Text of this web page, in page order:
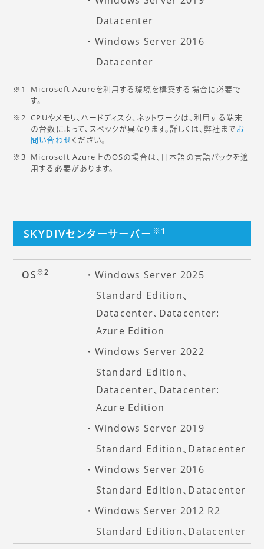
Datacenter
Windows Server 2016
Datacenter
Microsoft Azureを利用する環境を構築する場合に必要で
す。
CPUやメモリ、ハードディスク、ネットワークは、利用する端末
の台数によって、スペックが異なります。詳しくは、弊社までお
問い合わせください。
Microsoft Azure上のOSの場合は、日本語の言語パックを適
用する必要があります。
SKYDIVセンターサーバー ※1
OS※2
Windows Server 2025
Standard Edition、
Datacenter、Datacenter:
Azure Edition
Windows Server 2022
Standard Edition、
Datacenter、Datacenter:
Azure Edition
Windows Server 2019
Standard Edition、Datacenter
Windows Server 2016
Standard Edition、Datacenter
Windows Server 2012 R2
Standard Edition、Datacenter